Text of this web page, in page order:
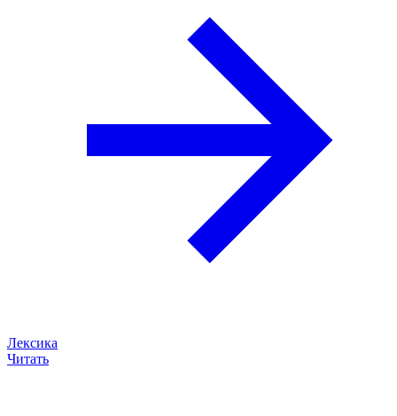
Лексика
Читать